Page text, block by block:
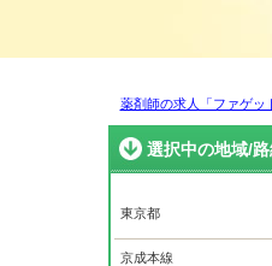
薬剤師の求人「ファゲッ
選択中の地域/
東京都
京成本線